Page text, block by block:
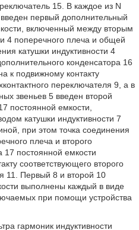
15. В каждое из N
первый дополнительный
включенный между вторым
4 поперечного плеча и общей
катушки индуктивности 4
конденсатора 16
к подвижному контакту
переключателя 9, а в
звеньев 5 введен второй
постоянной емкости,
катушки индуктивности 7
при этом точка соединения
плеча и второго
17 постоянной емкости
соответствующего второго
11. Первый 8 и второй 10
выполнены каждый в виде
при помощи устройства
гармоник индуктивности